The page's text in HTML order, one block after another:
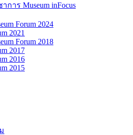
การ Museum inFocus
Forum 2024
2021
Forum 2018
2017
2016
2015